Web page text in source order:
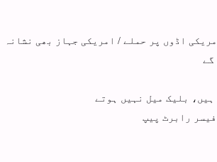
اڈوں پر حملے / امریکی جہاز بھی نشانہ
گے
بلیک میل نہیں ہوتے
رابرٹ پیپ